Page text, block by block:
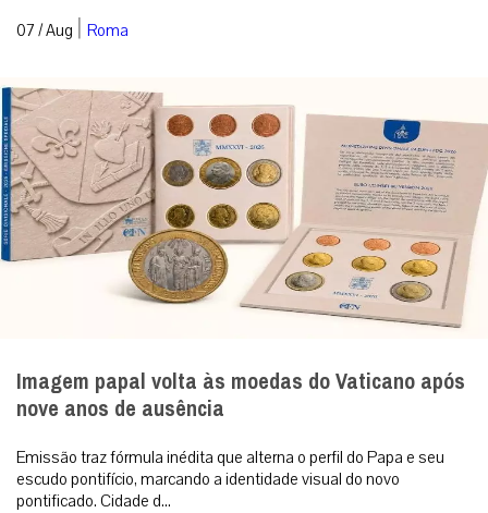
07 / Aug | Roma
Imagem papal volta às moedas do Vaticano após
nove anos de ausência
Emissão traz fórmula inédita que alterna o perfil do Papa e seu
escudo pontifício, marcando a identidade visual do novo
pontificado. Cidade d...